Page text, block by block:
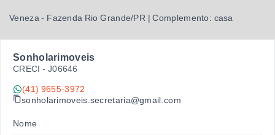
Veneza - Fazenda Rio Grande/PR | Complemento: casa
Sonholarimoveis
CRECI - J06646
(41) 9655-3972
sonholarimoveis.secretaria@gmail.com
Nome